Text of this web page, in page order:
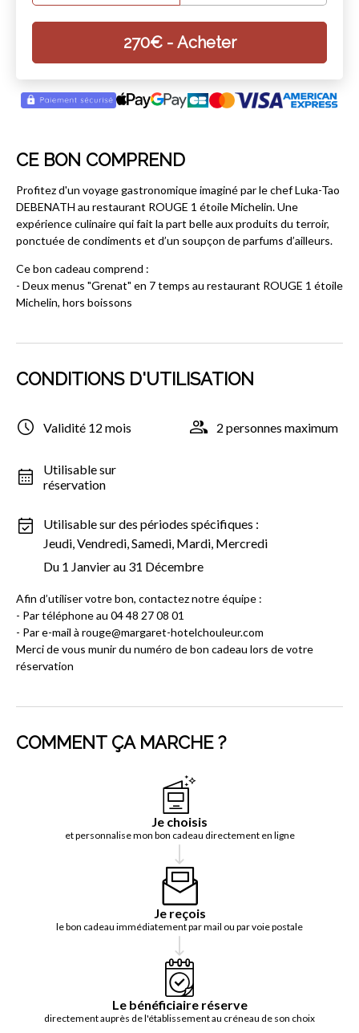
270€- Acheter
CE BON COMPREND
Profitez d'un voyage gastronomique imaginé par le chef Luka-Tao
DEBENATH au restaurant ROUGE 1 étoile Michelin. Une
expérience culinaire qui fait la part belle aux produits du terroir,
ponctuée de condiments et d’un soupçon de parfums d’ailleurs.
Ce bon cadeau comprend :
- Deux menus "Grenat" en 7 temps au restaurant ROUGE 1 étoile
Michelin, hors boissons
CONDITIONS D'UTILISATION
Validité 12 mois 2 personnes maximum
Utilisable sur
réservation
Utilisable sur des périodes spécifiques :
Jeudi, Vendredi, Samedi, Mardi, Mercredi
Du 1 Janvier au 31 Décembre
Afin d’utiliser votre bon, contactez notre équipe :
- Par téléphone au 04 48 27 08 01
- Par e-mail à rouge@margaret-hotelchouleur.com
Merci de vous munir du numéro de bon cadeau lors de votre
réservation
COMMENT ÇA MARCHE ?
Je choisis
et personnalise mon bon cadeau directement en ligne
Je reçois
le bon cadeau immédiatement par mail ou par voie postale
Le bénéficiaire réserve
directement auprès de l'établissement au créneau de son choix